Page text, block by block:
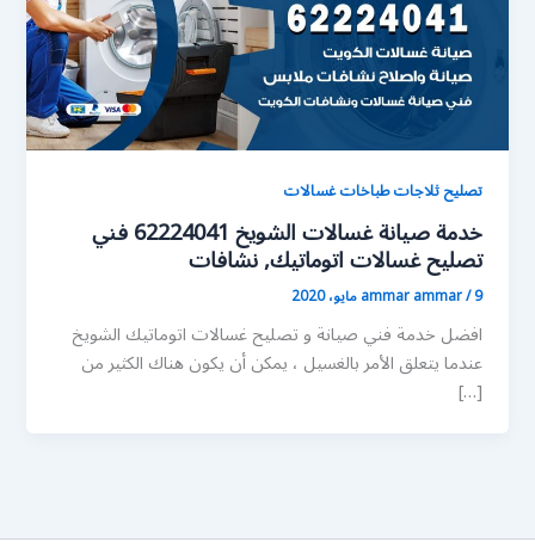
تصليح ثلاجات طباخات غسالات
خدمة صيانة غسالات الشويخ 62224041 فني
تصليح غسالات اتوماتيك, نشافات
ammar ammar/9 مايو، 2020
افضل خدمة فني صيانة و تصليح غسالات اتوماتيك الشويخ
عندما يتعلق الأمر بالغسيل ، يمكن أن يكون هناك الكثير من
[…]